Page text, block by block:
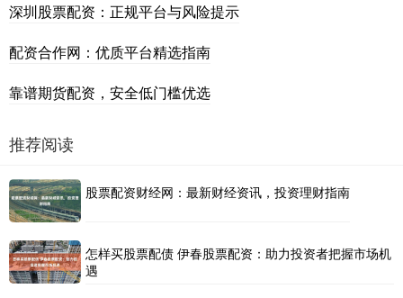
深圳股票配资：正规平台与风险提示
配资合作网：优质平台精选指南
靠谱期货配资，安全低门槛优选
推荐阅读
股票配资财经网：最新财经资讯，投资理财指南
怎样买股票配债 伊春股票配资：助力投资者把握市场机
遇